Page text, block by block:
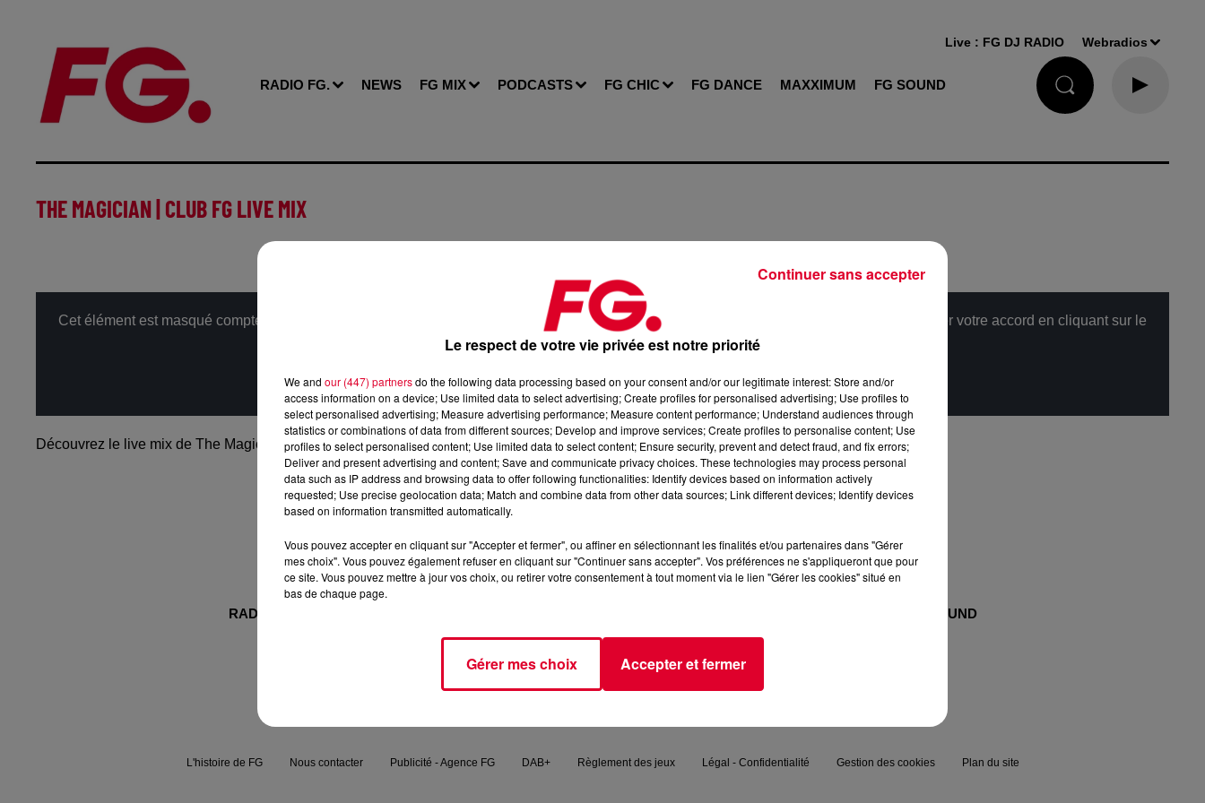
RADIO FG. NEWS FG MIX PODCASTS FG CHIC FG DANCE MAXXIMUM FG SOUND
Live : FG DJ RADIO Webradios
THE MAGICIAN | CLUB FG LIVE MIX
Cet élément est masqué compte-tenu du refus du dépôt de cookies que vous avez exprimé. Si vous souhaitez l'afficher, merci de nous donner votre accord en cliquant sur le
bouton ci-dessous.
Afficher l'élément
Découvrez le live mix de The Magician dans les studios de Radio FG. Il nous présente un DJ set éclectique et sophistiqué.
RADIO FG. FG SOUND
L'histoire de FG Nous contacter Publicité - Agence FG DAB+ Règlement des jeux Légal - Confidentialité Gestion des cookies Plan du site
Le respect de votre vie privée est notre priorité
We and our (447) partnersdo the following data processing based on your consent and/or our legitimate interest: Store and/or
access information on a device; Use limited data to select advertising; Create profiles for personalised advertising; Use profiles to
select personalised advertising; Measure advertising performance; Measure content performance; Understand audiences through
statistics or combinations of data from different sources; Develop and improve services; Create profiles to personalise content; Use
profiles to select personalised content; Use limited data to select content; Ensure security, prevent and detect fraud, and fix errors;
Deliver and present advertising and content; Save and communicate privacy choices. These technologies may process personal
data such as IP address and browsing data to offer following functionalities: Identify devices based on information actively
requested; Use precise geolocation data; Match and combine data from other data sources; Link different devices; Identify devices
based on information transmitted automatically.
Vous pouvez accepter en cliquant sur "Accepter et fermer", ou affiner en sélectionnant les finalités et/ou partenaires dans "Gérer
mes choix". Vous pouvez également refuser en cliquant sur "Continuer sans accepter". Vos préférences ne s'appliqueront que pour
ce site. Vous pouvez mettre à jour vos choix, ou retirer votre consentement à tout moment via le lien "Gérer les cookies" situé en
bas de chaque page.
Gérer mes choix Accepter et fermer
Continuer sans accepter